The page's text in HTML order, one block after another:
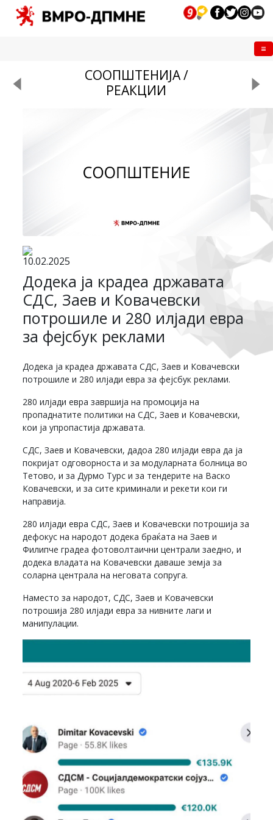
СООПШТЕНИЈА /
РЕАКЦИИ
10.02.2025
Додека ја крадеа државата
СДС, Заев и Ковачевски
потрошиле и 280 илјади евра
за фејсбук реклами
Додека ја крадеа државата СДС, Заев и Ковачевски
потрошиле и 280 илјади евра за фејсбук реклами.
280 илјади евра завршија на промоција на
пропаднатите политики на СДС, Заев и Ковачевски,
кои ја упропастија државата.
СДС, Заев и Ковачевски, дадоа 280 илјади евра да ја
покријат одговорноста и за модуларната болница во
Тетово, и за Дурмо Турс и за тендерите на Васко
Ковачевски, и за сите криминали и рекети кои ги
направија.
280 илјади евра СДС, Заев и Ковачевски потрошија за
дефокус на народот додека браќата на Заев и
Филипче градеа фотоволтаични централи заедно, и
додека владата на Ковачевски даваше земја за
соларна централа на неговата сопруга.
Наместо за народот, СДС, Заев и Ковачевски
потрошија 280 илјади евра за нивните лаги и
манипулации.